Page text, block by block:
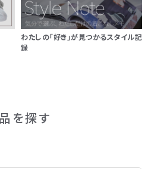
わたしの「好き」が見つかるスタイル記
録
を探す